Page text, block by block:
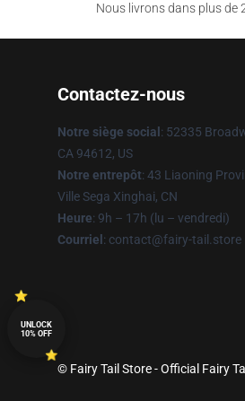
Nous livrons dans plus de
Contactez-nous
Notre siège social : 52335
CA 94612, US
Notre entrepôt: 43 Liaoning
Ville Sega Xinghai, CN
Heure: 9h – 17h (lu – vendredi)
Courriel : contact@fairy-tail.store
© Fairy Tail Store - Official Fairy
UNLOCK
10% OFF